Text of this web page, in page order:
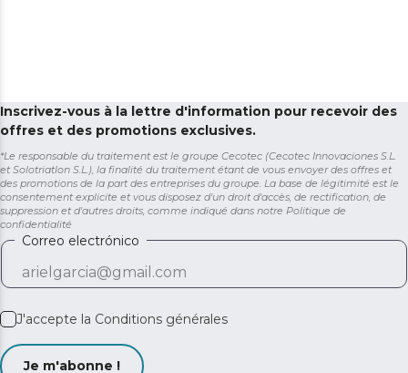
Inscrivez-vous à la lettre d'information pour recevoir des
offres et des promotions exclusives.
*Le responsable du traitement est le groupe Cecotec (Cecotec Innovaciones S.L.
et Solotriatlon S.L.), la finalité du traitement étant de vous envoyer des offres et
des promotions de la part des entreprises du groupe. La base de légitimité est le
consentement explicite et vous disposez d'un droit d'accès, de rectification, de
suppression et d'autres droits, comme indiqué dans notre Politique de
confidentialité
Correo electrónico
J'accepte la Conditions générales
Je m'abonne !